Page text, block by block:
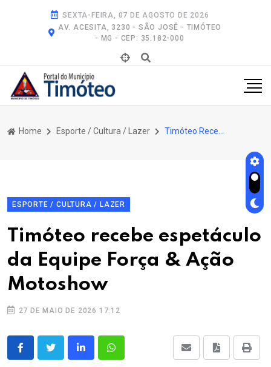
SEXTA-FEIRA, 07 DE AGOSTO DE 2026
AV. ACESITA, 3230 - SÃO JOSÉ - TIMÓTEO
- MG - CEP: 35.182-000
Home Esporte / Cultura / Lazer
ESPORTE / CULTURA / LAZER
Timóteo recebe espetáculo
da Equipe Força & Ação
Motoshow
27 DE MAIO DE 2026 17:12